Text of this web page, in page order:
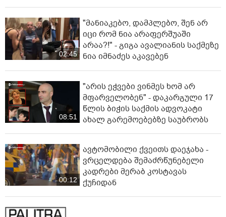
02:45
"მანიაკებო, დამპლებო, შენ არ
იცი რომ ნია არაფერშუაში
არაა?!" - გიგა ავალიანის საქმეზე
ნია იმნაძეს აკავებენ
08:51
"არის ეჭვები ვინმეს ხომ არ
მფარველობენ" - დაკარგული 17
წლის ბიჭის საქმის ადვოკატი
ახალ გარემოებებზე საუბრობს
00:12
ავტომობილი ქვეითს დაეჯახა -
ვრცელდება შემაძრწუნებელი
კადრები მერაბ კოსტავას
ქუჩიდან